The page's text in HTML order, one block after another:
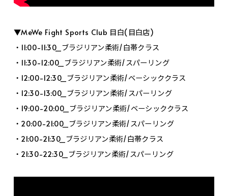
▼MeWe Fight Sports Club 目白(目白店)
・11:00-11:30_ブラジリアン柔術/白帯クラス
・11:30-12:00_ブラジリアン柔術/スパーリング
・12:00-12:30_ブラジリアン柔術/ベーシッククラス
・12:30-13:00_ブラジリアン柔術/スパーリング
・19:00-20:00_ブラジリアン柔術/ベーシッククラス
・20:00-21:00_ブラジリアン柔術/スパーリング
・21:00-21:30_ブラジリアン柔術/白帯クラス
・21:30-22:30_ブラジリアン柔術/スパーリング